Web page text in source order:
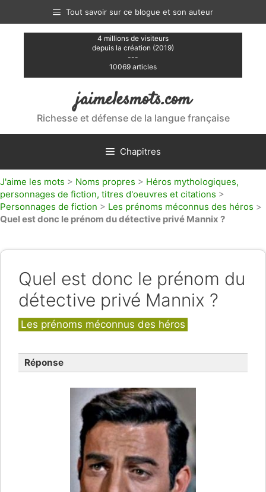
contenu
Tout savoir sur ce blogue et son auteur
4 millions de visiteurs
depuis la création (2019)
---
10069 articles
jaimelesmots.com
Richesse et défense de la langue française
Chapitres
J'aime les mots > Noms propres > Héros mythologiques,
personnages de fiction, titres d'oeuvres et citations >
Personnages de fiction > Les prénoms méconnus des héros >
Quel est donc le prénom du détective privé Mannix ?
Quel est donc le prénom du
détective privé Mannix ?
Catégories
Les prénoms méconnus des héros
Réponse